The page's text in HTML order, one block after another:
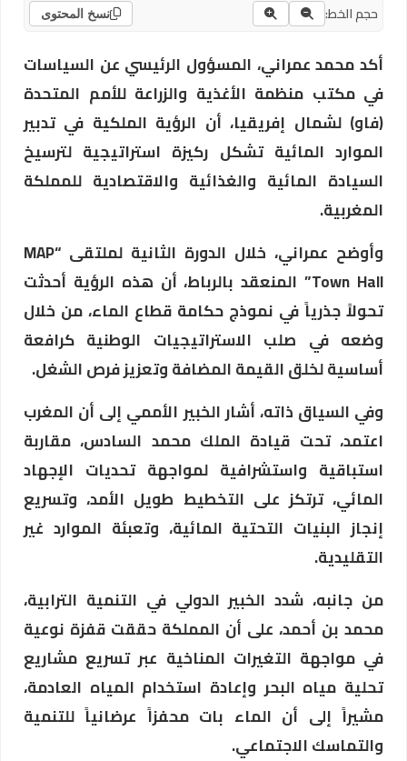
حجم الخط: نسخ المحتوى
أكد محمد عمراني، المسؤول الرئيسي عن السياسات
في مكتب منظمة الأغذية والزراعة للأمم المتحدة
(فاو) لشمال إفريقيا، أن الرؤية الملكية في تدبير
الموارد المائية تشكل ركيزة استراتيجية لترسيخ
السيادة المائية والغذائية والاقتصادية للمملكة
المغربية.
وأوضح عمراني، خلال الدورة الثانية لملتقى “MAP
Town Hall” المنعقد بالرباط، أن هذه الرؤية أحدثت
تحولاً جذرياً في نموذج حكامة قطاع الماء، من خلال
وضعه في صلب الاستراتيجيات الوطنية كرافعة
أساسية لخلق القيمة المضافة وتعزيز فرص الشغل.
وفي السياق ذاته، أشار الخبير الأممي إلى أن المغرب
اعتمد، تحت قيادة الملك محمد السادس، مقاربة
استباقية واستشرافية لمواجهة تحديات الإجهاد
المائي، ترتكز على التخطيط طويل الأمد، وتسريع
إنجاز البنيات التحتية المائية، وتعبئة الموارد غير
التقليدية.
من جانبه، شدد الخبير الدولي في التنمية الترابية،
محمد بن أحمد، على أن المملكة حققت قفزة نوعية
في مواجهة التغيرات المناخية عبر تسريع مشاريع
تحلية مياه البحر وإعادة استخدام المياه العادمة،
مشيراً إلى أن الماء بات محفزاً عرضانياً للتنمية
والتماسك الاجتماعي.